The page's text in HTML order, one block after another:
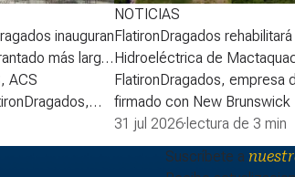
inauguran
más largo
ACS
Howe, el
de
NOTICIAS
FlatironDragados
Hidroeléctrica de
FlatironDragados, empresa
firmado con New Brunswick
(NB Power) el acuerdo para
primera fase del proyecto
la Central Hidroeléctrica de
31 jul 2026· lectura de 3 min
Suscríbete a